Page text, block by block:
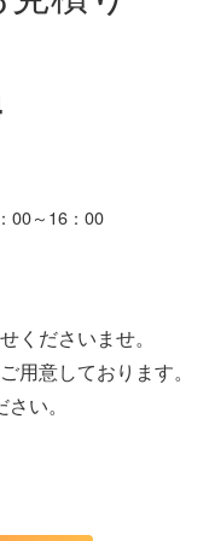
00～16：00
くださいませ。
用意しております。
い。